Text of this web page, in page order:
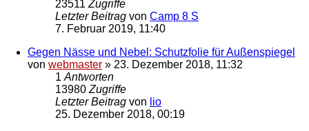
23511 Zugriffe
Letzter Beitrag von Camp 8 S
7. Februar 2019, 11:40
Gegen Nässe und Nebel: Schutzfolie für Außenspiegel
von webmaster » 23. Dezember 2018, 11:32
1 Antworten
13980 Zugriffe
Letzter Beitrag von lio
25. Dezember 2018, 00:19